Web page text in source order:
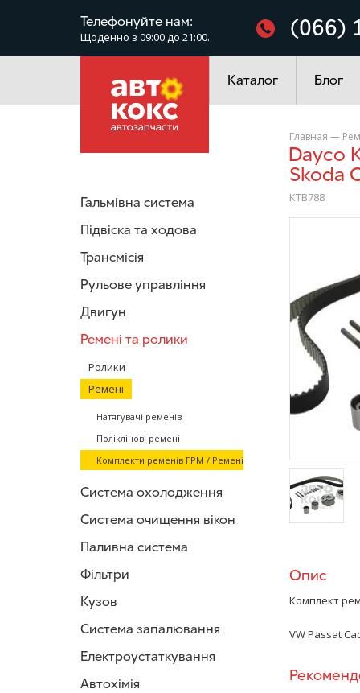
Телефонуйте нам:
Щоденно з 09:00 до 21:00. (066)
Каталог
Електроустаткування
Блог
Гальмівна система
Підвіска та ходова
Трансмісія
Рульове управління
Двигун
Ремені та ролики
Ролики
Ремені
Натягувачі ременів
Поліклінові ремені
Комплекти ременів ГРМ / Ремені
Система охолодження
Система очищення вікон
Паливна система
Фільтри
Кузов
Система запалювання
Електроустаткування
Автохімія
Главная —
Dayco KTB788 Комплект ремня ГРМ VW Passat Caddy Golf
Skoda
KTB788
Опис
Комплект
VW Passat